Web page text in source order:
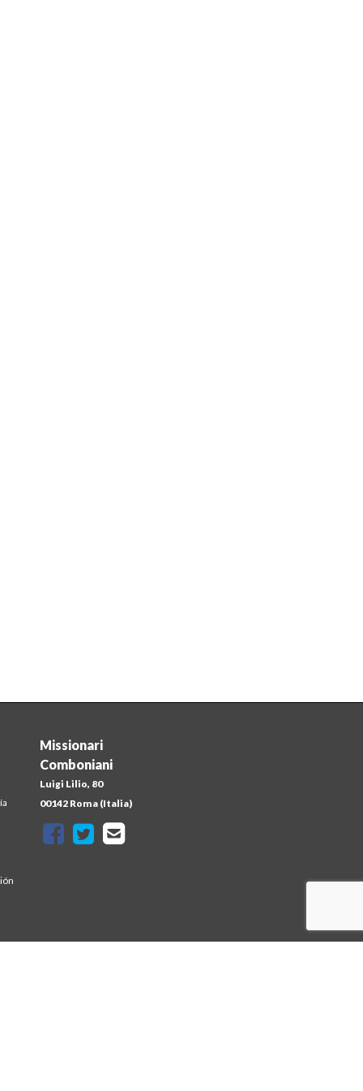
Missionari
Comboniani
Luigi Lilio, 80
00142 Roma (Italia)